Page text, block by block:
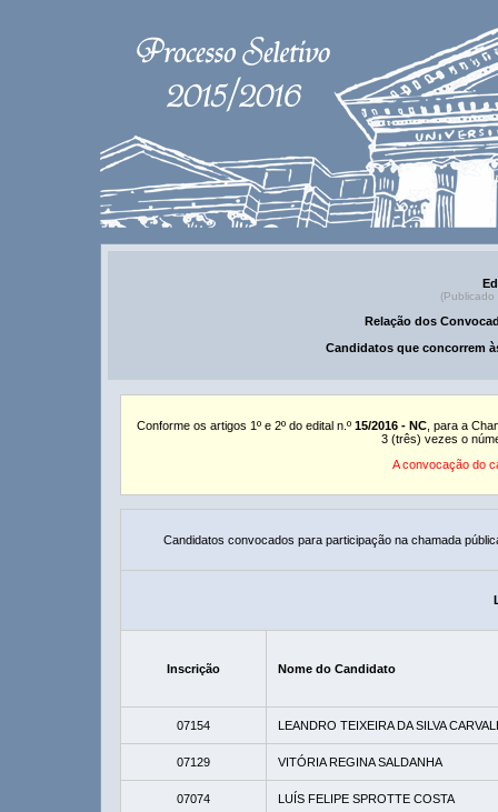
(Publicado
Relação dos
Candidatos que concorrem
Conforme os artigos 1º e 2º do edital n.º 15/2016 - NC , para a
3 (três) vezes o
A convocação do
Candidatos convocados para participação na chamada
Inscrição Nome do Candidato
07154 LEANDRO TEIXEIRA DA SILVA
07129 VITÓRIA REGINA SALDANHA
07074 LUÍS FELIPE SPROTTE COSTA